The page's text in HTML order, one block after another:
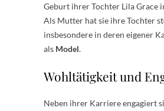
Geburt ihrer Tochter Lila Grace
Als Mutter hat sie ihre Tochter
insbesondere in deren eigener
als Model.
Wohltätigkeit und
Neben ihrer Karriere engagiert